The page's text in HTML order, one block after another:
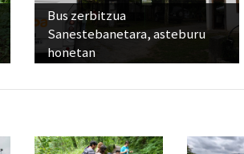
Bus zerbitzua
Sanestebanetara, asteburu
honetan